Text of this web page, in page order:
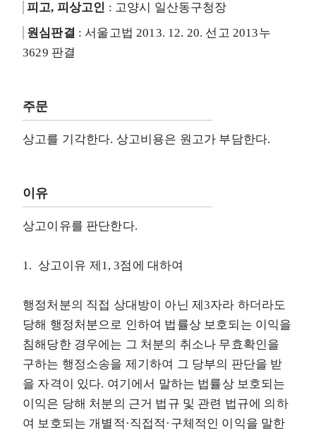
피고, 피상고인 : 고양시 일산동구청장
원심판결 : 서울고법 2013. 12. 20. 선고 2013누
3629 판결
주문
상고를 기각한다. 상고비용은 원고가 부담한다.
이유
상고이유를 판단한다.
1. 상고이유 제1, 3점에 대하여
행정처분의 직접 상대방이 아닌 제3자라 하더라도
당해 행정처분으로 인하여 법률상 보호되는 이익을
침해당한 경우에는 그 처분의 취소나 무효확인을
구하는 행정소송을 제기하여 그 당부의 판단을 받
을 자격이 있다. 여기에서 말하는 법률상 보호되는
이익은 당해 처분의 근거 법규 및 관련 법규에 의하
여 보호되는 개별적·직접적·구체적인 이익을 말한